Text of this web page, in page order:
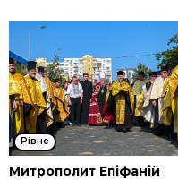
Рівне
Митрополит Епіфаній